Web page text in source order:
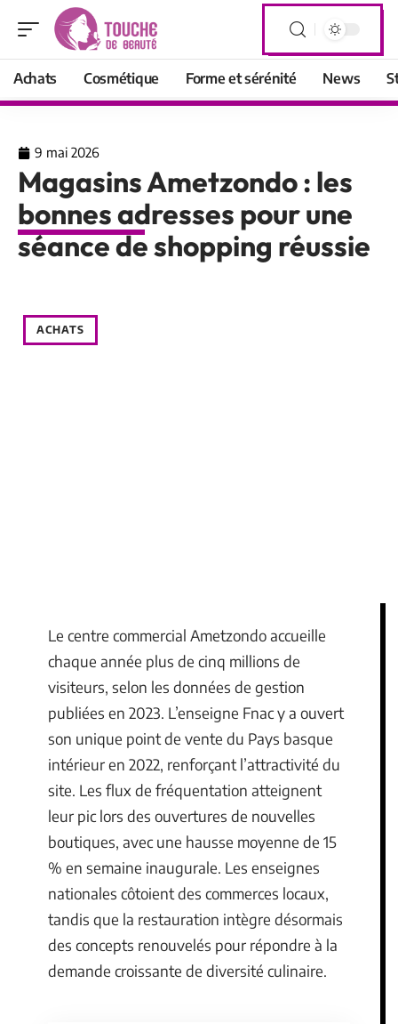
Achats Cosmétique Forme et sérénité News
9 mai 2026
Magasins Ametzondo : les
bonnes adresses pour une
séance de shopping réussie
ACHATS
Le centre commercial Ametzondo accueille
chaque année plus de cinq millions de
visiteurs, selon les données de gestion
publiées en 2023. L’enseigne Fnac y a ouvert
son unique point de vente du Pays basque
intérieur en 2022, renforçant l’attractivité du
site. Les flux de fréquentation atteignent
leur pic lors des ouvertures de nouvelles
boutiques, avec une hausse moyenne de 15
% en semaine inaugurale. Les enseignes
nationales côtoient des commerces locaux,
tandis que la restauration intègre désormais
des concepts renouvelés pour répondre à la
demande croissante de diversité culinaire.